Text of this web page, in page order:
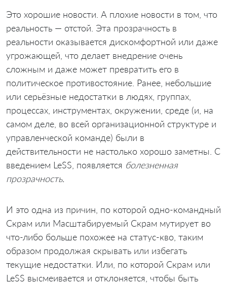
Это хорошие новости. А плохие новости в том, что
реальность — отстой. Эта прозрачность в
реальности оказывается дискомфортной или даже
угрожающей, что делает внедрение очень
сложным и даже может превратить его в
политическое противостояние. Ранее, небольшие
или серьёзные недостатки в людях, группах,
процессах, инструментах, окружении, среде (и, на
самом деле, во всей организационной структуре и
управленческой команде) были в
действительности не настолько хорошо заметны. С
введением LeSS, появляется болезненная
прозрачность.
И это одна из причин, по которой одно-командный
Скрам или Масштабируемый Скрам мутирует во
что-либо больше похожее на статус-кво, таким
образом продолжая скрывать или избегать
текущие недостатки. Или, по которой Скрам или
LeSS высмеивается и отклоняется, чтобы быть